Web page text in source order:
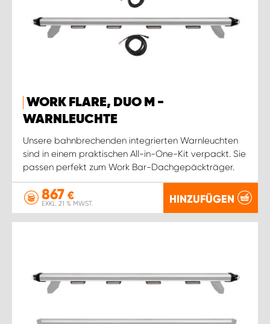
WORK FLARE, DUO M -
WARNLEUCHTE
Unsere bahnbrechenden integrierten Warnleuchten
sind in einem praktischen All-in-One-Kit verpackt. Sie
passen perfekt zum Work Bar-Dachgepäckträger.
867 €
EXKL. 21 % MWST. HINZUFÜGEN